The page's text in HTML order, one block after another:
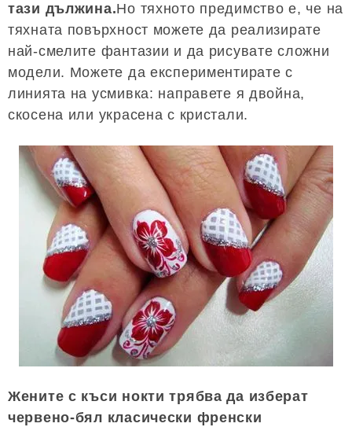
тази дължина.Но тяхното предимство е, че на
тяхната повърхност можете да реализирате
най-смелите фантазии и да рисувате сложни
модели. Можете да експериментирате с
линията на усмивка: направете я двойна,
скосена или украсена с кристали.
Жените с къси нокти трябва да изберат
червено-бял класически френски